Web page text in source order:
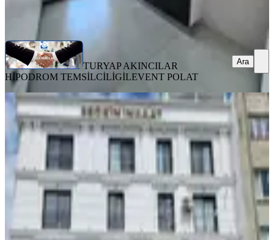
TURYAP AKINCILAR
HİPODROM TEMSİLCİLİGİLEVENT POLAT
Ara
YENİ
Seçkin Emlak'tan Kiralık Cadde Üstü
1+1 Daire
Buca, Dumlupınar Mahallesi
· 55 m²·3. Kat
23.000 ₺